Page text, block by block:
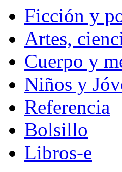
Ficción y
Artes,
Cuerpo y
Niños y
Referencia
Bolsillo
Libros-e